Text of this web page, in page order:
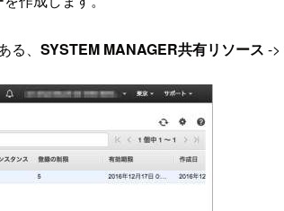
、 SYSTEM MANAGER共有リソース ->